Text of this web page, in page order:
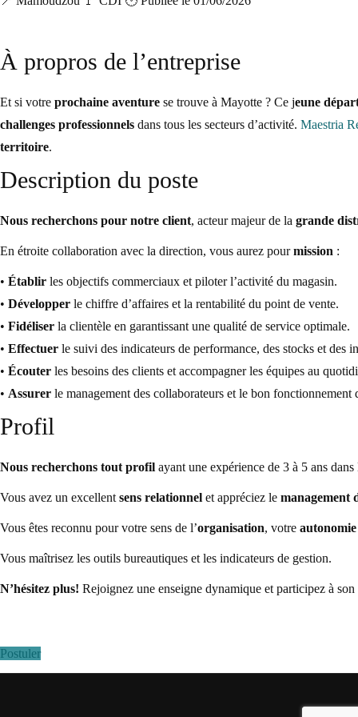
À propros de l’entreprise
Et si votre prochaine aventure se trouve à Mayotte ? Ce jeune
challenges professionnels dans tous les secteurs d’activité. Maestria
territoire.
Description du poste
Nous recherchons pour notre client, acteur majeur de la grande
En étroite collaboration avec la direction, vous aurez pourmission :
• Établir les objectifs commerciaux et piloter l’activité du magasin.
• Développer le chiffre d’affaires et la rentabilité du point de vente.
• Fidéliser la clientèle en garantissant une qualité de service optimale.
• Effectuer le suivi des indicateurs de performance, des stocks et des
• Écouter les besoins des clients et accompagner les équipes au
• Assurer le management des collaborateurs et le bon fonctionnement
Profil
Nous recherchons tout profil ayant une expérience de 3 à 5 ans
Vous avez un excellent sens relationnel et appréciez le management
Vous êtes reconnu pour votre sens de l’organisation, votre
Vous maîtrisez les outils bureautiques et les indicateurs de gestion.
N’hésitez plus! Rejoignez une enseigne dynamique et participez à
Postuler